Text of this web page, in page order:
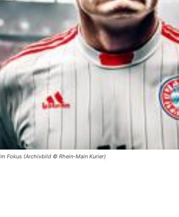
Fokus (Archivbild © Rhein-Main Kurier)